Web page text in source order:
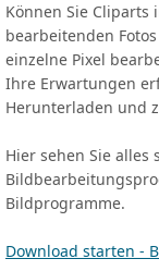
Können Sie
bearbeitenden
einzelne Pixel
Ihre Erwartungen
Herunterladen und
Hier sehen Sie
Bildprogramme.
Download starten -